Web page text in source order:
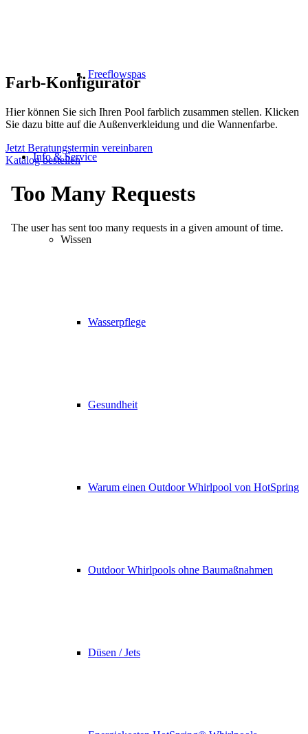
Freeflowspas
Info & Service
Wissen
Wasserpflege
Gesundheit
Warum einen Outdoor Whirlpool von HotSpring
Outdoor Whirlpools ohne Baumaßnahmen
Düsen / Jets
Farb-Konfigurator
Hier können Sie sich Ihren Pool farblich zusammen stellen. Klicken
Sie dazu bitte auf die Außenverkleidung und die Wannenfarbe.
Jetzt Beratungstermin vereinbaren
Katalog bestellen